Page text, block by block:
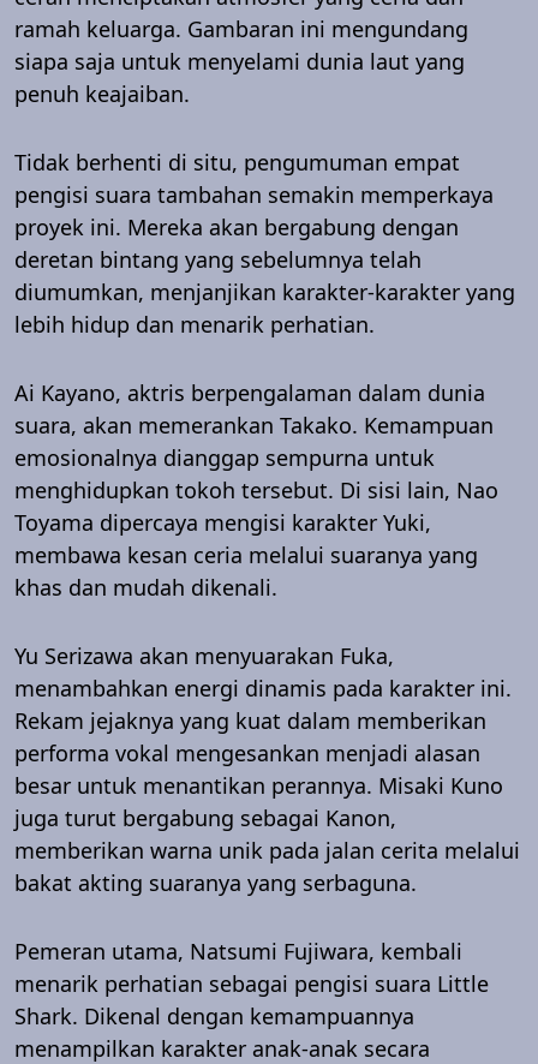
ramah keluarga. Gambaran ini mengundang
siapa saja untuk menyelami dunia laut yang
penuh keajaiban.
Tidak berhenti di situ, pengumuman empat
pengisi suara tambahan semakin memperkaya
proyek ini. Mereka akan bergabung dengan
deretan bintang yang sebelumnya telah
diumumkan, menjanjikan karakter-karakter yang
lebih hidup dan menarik perhatian.
Ai Kayano, aktris berpengalaman dalam dunia
suara, akan memerankan Takako. Kemampuan
emosionalnya dianggap sempurna untuk
menghidupkan tokoh tersebut. Di sisi lain, Nao
Toyama dipercaya mengisi karakter Yuki,
membawa kesan ceria melalui suaranya yang
khas dan mudah dikenali.
Yu Serizawa akan menyuarakan Fuka,
menambahkan energi dinamis pada karakter ini.
Rekam jejaknya yang kuat dalam memberikan
performa vokal mengesankan menjadi alasan
besar untuk menantikan perannya. Misaki Kuno
juga turut bergabung sebagai Kanon,
memberikan warna unik pada jalan cerita melalui
bakat akting suaranya yang serbaguna.
Pemeran utama, Natsumi Fujiwara, kembali
menarik perhatian sebagai pengisi suara Little
Shark. Dikenal dengan kemampuannya
menampilkan karakter anak-anak secara